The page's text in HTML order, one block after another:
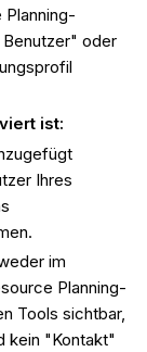
oder
ist:
Ihres
im
Planning-
Tools sichtbar,
kein "Kontakt"